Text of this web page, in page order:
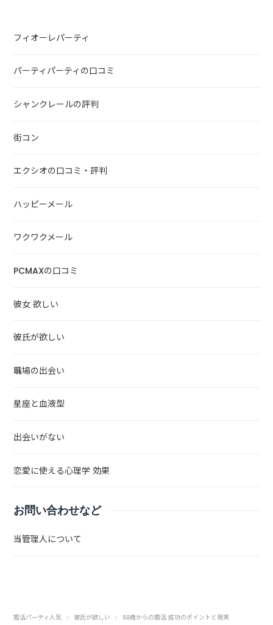
フィオーレパーティ
パーティパーティの口コミ
シャンクレールの評判
街コン
エクシオの口コミ・評判
ハッピーメール
ワクワクメール
PCMAXの口コミ
彼女 欲しい
彼氏が欲しい
職場の出会い
星座と血液型
出会いがない
恋愛に使える心理学 効果
お問い合わせなど
当管理人について
婚活パーティ人気 彼氏が欲しい 50歳からの婚活 成功のポイントと現実